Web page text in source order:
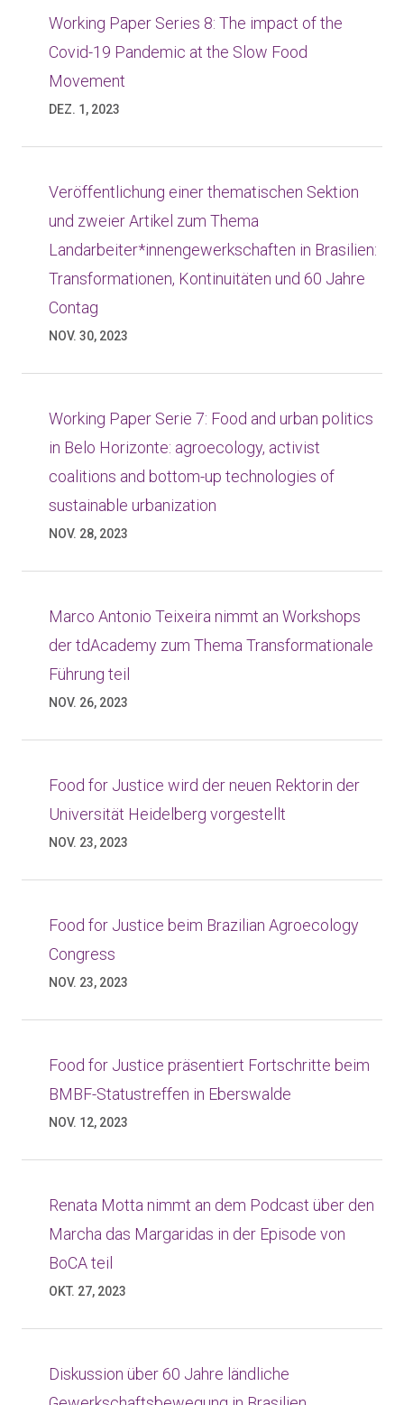
Working Paper Series 8: The impact of the
Covid-19 Pandemic at the Slow Food
Movement
DEZ. 1, 2023
Veröffentlichung einer thematischen Sektion
und zweier Artikel zum Thema
Landarbeiter*innengewerkschaften in Brasilien:
Transformationen, Kontinuitäten und 60 Jahre
Contag
NOV. 30, 2023
Working Paper Serie 7: Food and urban politics
in Belo Horizonte: agroecology, activist
coalitions and bottom-up technologies of
sustainable urbanization
NOV. 28, 2023
Marco Antonio Teixeira nimmt an Workshops
der tdAcademy zum Thema Transformationale
Führung teil
NOV. 26, 2023
Food for Justice wird der neuen Rektorin der
Universität Heidelberg vorgestellt
NOV. 23, 2023
Food for Justice beim Brazilian Agroecology
Congress
NOV. 23, 2023
Food for Justice präsentiert Fortschritte beim
BMBF-Statustreffen in Eberswalde
NOV. 12, 2023
Renata Motta nimmt an dem Podcast über den
Marcha das Margaridas in der Episode von
BoCA teil
OKT. 27, 2023
Diskussion über 60 Jahre ländliche